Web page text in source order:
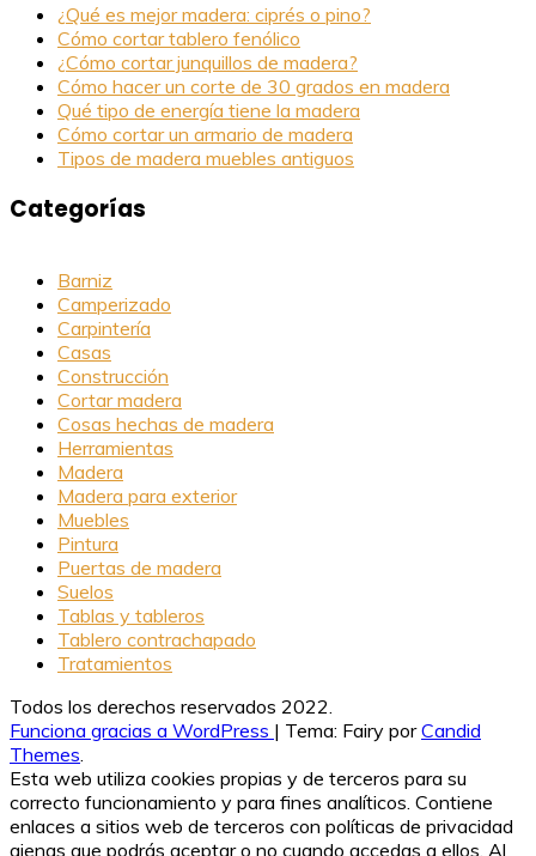
¿Qué es mejor madera: ciprés o pino?
Cómo cortar tablero fenólico
¿Cómo cortar junquillos de madera?
Cómo hacer un corte de 30 grados en madera
Qué tipo de energía tiene la madera
Cómo cortar un armario de madera
Tipos de madera muebles antiguos
Categorías
Barniz
Camperizado
Carpintería
Casas
Construcción
Cortar madera
Cosas hechas de madera
Herramientas
Madera
Madera para exterior
Muebles
Pintura
Puertas de madera
Suelos
Tablas y tableros
Tablero contrachapado
Tratamientos
Todos los derechos reservados 2022.
Funciona gracias a WordPress | Tema: Fairy porCandid
Themes.
Esta web utiliza cookies propias y de terceros para su
correcto funcionamiento y para fines analíticos. Contiene
enlaces a sitios web de terceros con políticas de privacidad
ajenas que podrás aceptar o no cuando accedas a ellos. Al